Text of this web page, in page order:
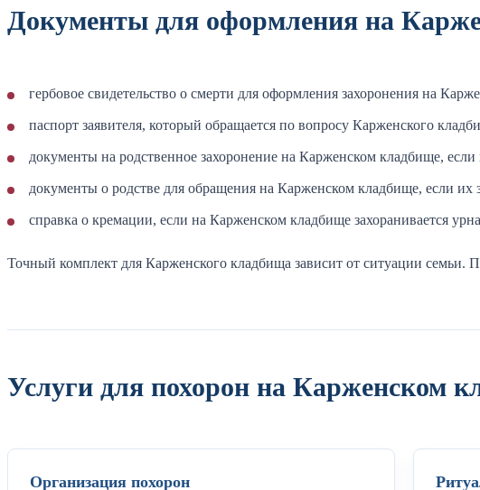
Документы для оформления на
гербовое свидетельство о смерти для оформления захоронения на
паспорт заявителя, который обращается по вопросу Карженского
документы на родственное захоронение на Карженском кладбище, если
документы о родстве для обращения на Карженском кладбище, если их
справка о кремации, если на Карженском кладбище захоранивается
Точный комплект для Карженского кладбища зависит от ситуации семьи.
Услуги для похорон на Карженском
Организация похорон